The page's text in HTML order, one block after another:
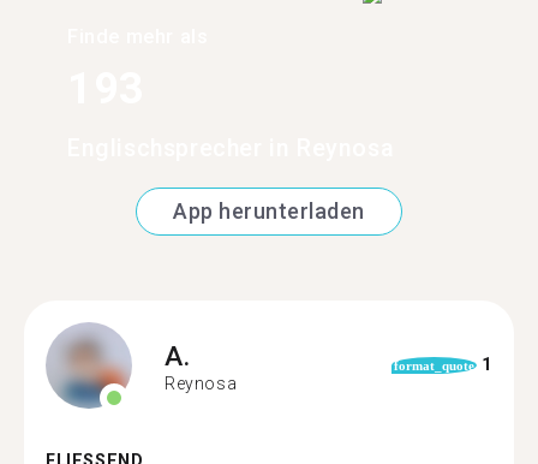
App herunterladen
A.
Reynosa
format_quote 1